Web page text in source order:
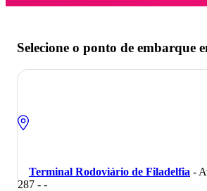
Selecione o ponto de embarque
Terminal Rodoviário de Filadelfia -
287 - -